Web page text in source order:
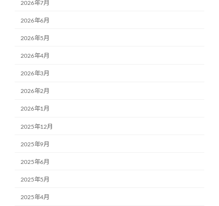
2026年7月
2026年6月
2026年5月
2026年4月
2026年3月
2026年2月
2026年1月
2025年12月
2025年9月
2025年6月
2025年5月
2025年4月